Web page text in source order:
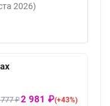
2026)
₽2 981 ₽(+43%)